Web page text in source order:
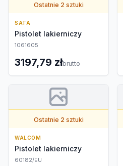
Ostatnie 2 sztuki
SATA
Pistolet lakierniczy
1061605
3197,79 złbrutto
Ostatnie 2 sztuki
WALCOM
Pistolet lakierniczy
60182/EU